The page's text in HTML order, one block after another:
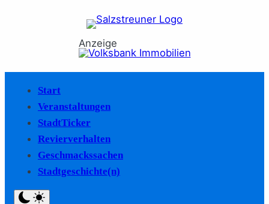
Anzeige
Start
Veranstaltungen
StadtTicker
Revierverhalten
Geschmackssachen
Stadtgeschichte(n)